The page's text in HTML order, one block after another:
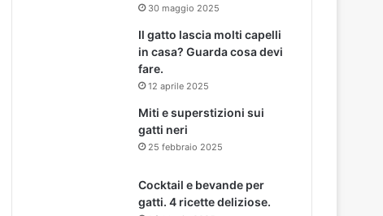
30 maggio 2025
Il gatto lascia molti capelli
in casa? Guarda cosa devi
fare.
12 aprile 2025
Miti e superstizioni sui
gatti neri
25 febbraio 2025
Cocktail e bevande per
gatti. 4 ricette deliziose.